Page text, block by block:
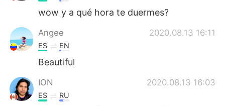
wow y a qué hora te duermes?
Angee 2020.08.13 16:11
ES EN
Beautiful
ION 2020.08.13 16:03
ES RU